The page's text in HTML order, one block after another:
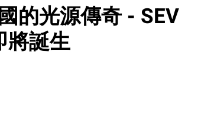
的光源傳奇 - SEV
將誕生